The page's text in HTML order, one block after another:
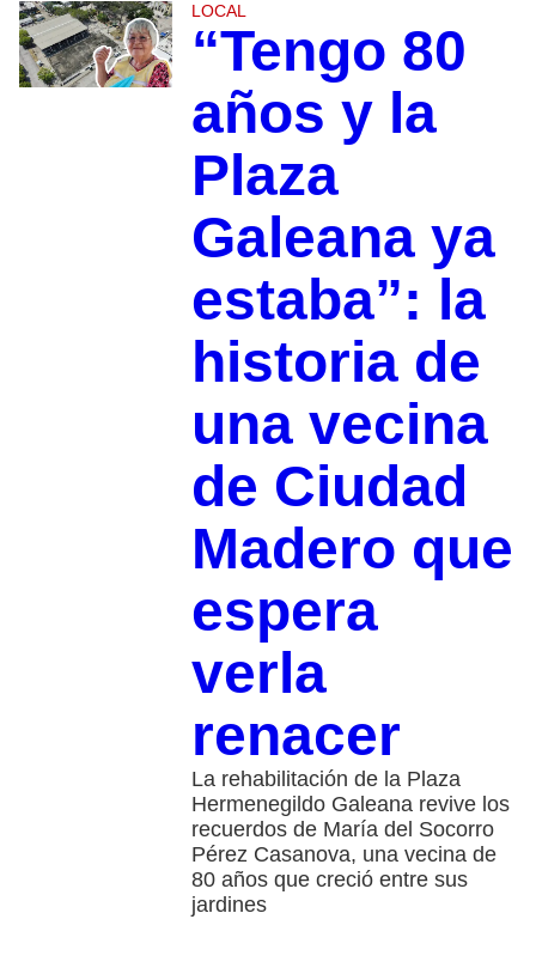
LOCAL
“Tengo 80
años y la
Plaza
Galeana ya
estaba”: la
historia de
una vecina
de Ciudad
Madero que
espera
verla
renacer
La rehabilitación de la Plaza
Hermenegildo Galeana revive los
recuerdos de María del Socorro
Pérez Casanova, una vecina de
80 años que creció entre sus
jardines